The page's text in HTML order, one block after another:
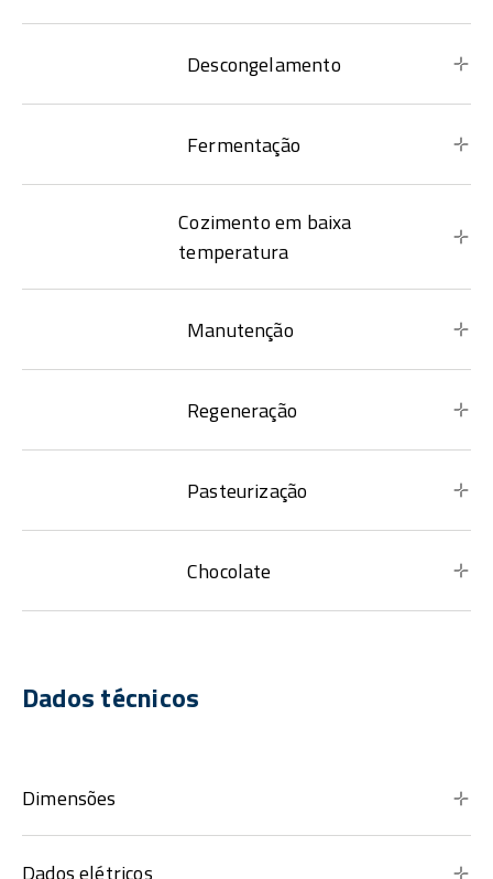
Descongelamento
Fermentação
Cozimento em baixa
temperatura
Manutenção
Regeneração
Pasteurização
Chocolate
Dados técnicos
Dimensões
Dados elétricos